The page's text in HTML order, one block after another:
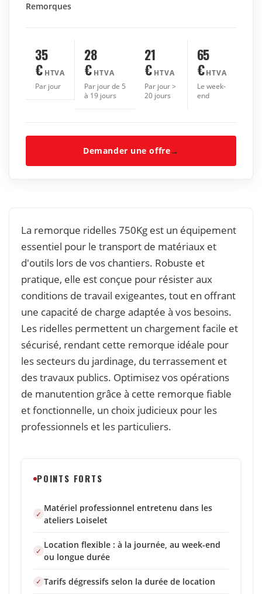
Remorques
35
€ HTVA
Par jour
28
€ HTVA
Par jour de 5
à 19 jours
21
€ HTVA
Par jour >
20 jours
65
€ HTVA
Le week-
end
Demander une offre→
La remorque ridelles 750Kg est un équipement
essentiel pour le transport de matériaux et
d'outils lors de vos chantiers. Robuste et
pratique, elle est conçue pour résister aux
conditions de travail exigeantes, tout en offrant
une capacité de charge adaptée à vos besoins.
Les ridelles permettent un chargement facile et
sécurisé, rendant cette remorque idéale pour
les secteurs du jardinage, du terrassement et
des travaux publics. Optimisez vos opérations
de manutention grâce à cette remorque fiable
et fonctionnelle, un choix judicieux pour les
professionnels et les particuliers.
POINTS FORTS
Matériel professionnel entretenu dans les
ateliers Loiselet
Location flexible : à la journée, au week-end
ou longue durée
Tarifs dégressifs selon la durée de location